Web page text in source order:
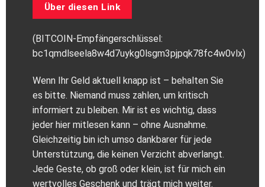
Über diesen Link
(BITCOIN-Empfängerschlüssel:
bc1qmdlseela8w4d7uykg0lsgm3pjpqk78fc4w0vlx)
Wenn Ihr Geld aktuell knapp ist – behalten Sie
es bitte. Niemand muss zahlen, um kritisch
informiert zu bleiben. Mir ist es wichtig, dass
jeder hier mitlesen kann – ohne Ausnahme.
Gleichzeitig bin ich umso dankbarer für jede
Unterstützung, die keinen Verzicht abverlangt.
Jede Geste, ob groß oder klein, ist für mich ein
wertvolles Geschenk und trägt mich weiter.